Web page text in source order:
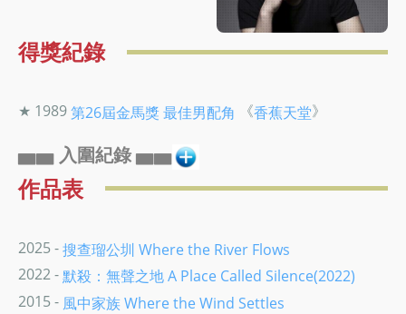
得獎紀錄
★ 1989第26屆金馬獎最佳男配角 《香蕉天堂》
▅▅ 入圍紀錄 ▅▅
作品表
2025 -搜查瑠公圳 Where the River Flows
2022 -默殺：無聲之地 A Place Called Silence(2022)
2015 - 風中家族 Where the Wind Settles